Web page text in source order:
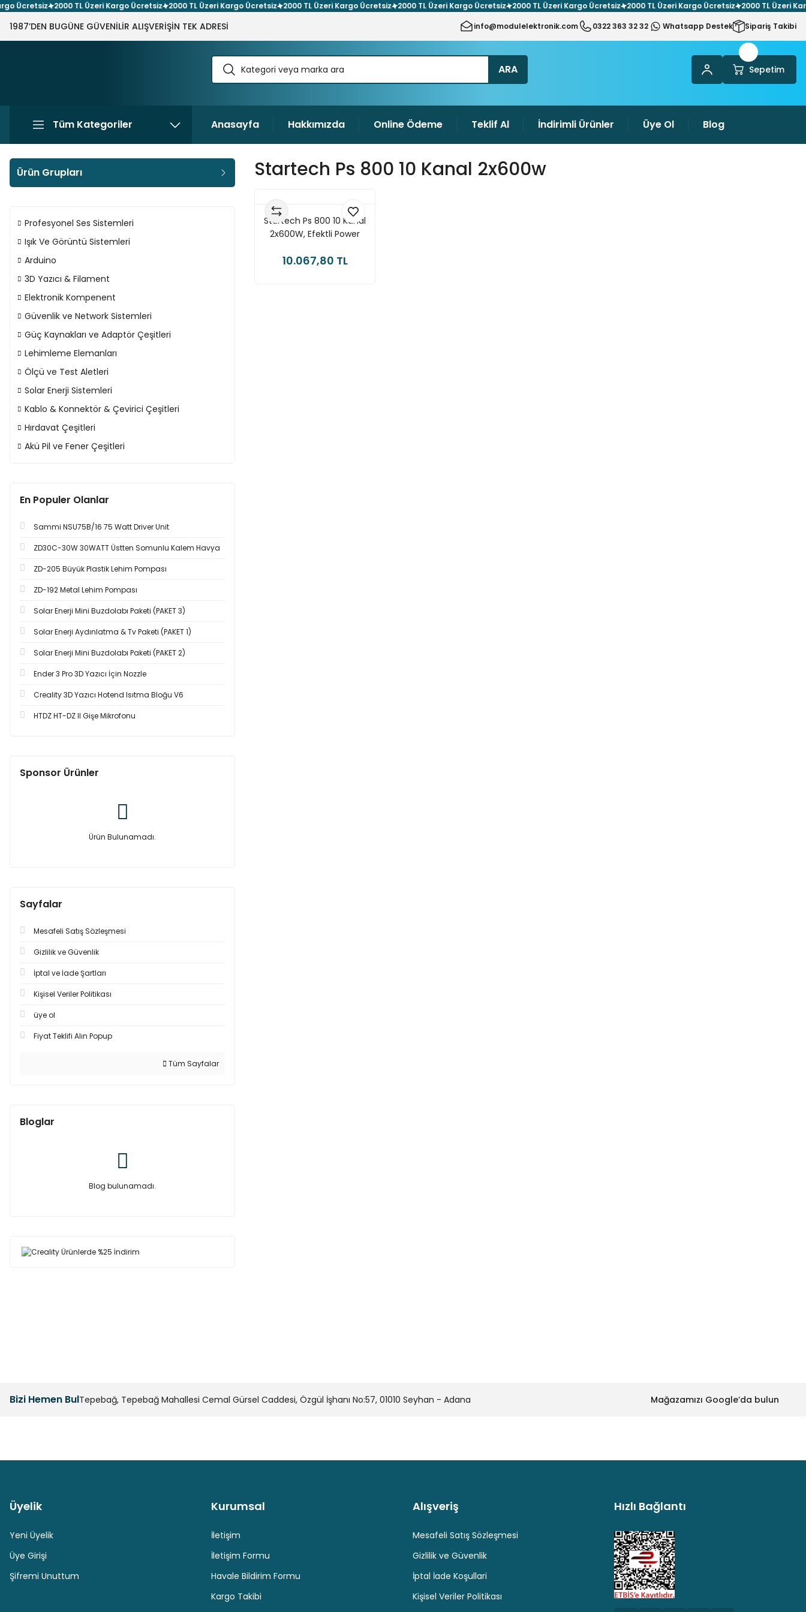
2000 TL Üzeri Kargo Ücretsiz 2000 TL Üzeri Kargo Ücretsiz 2000 TL Üzeri Kargo Ücretsiz 2000 TL Üzeri Kargo Ücretsiz 2000 TL Üzeri Kargo Ücretsiz 2000 TL Üzeri Kargo Ücretsiz 2000 TL Üzeri Kargo
1987’DEN BUGÜNE GÜVENİLİR ALIŞVERİŞİN TEK ADRESİ info@modulelektronik.com 0322 363 32 32 Whatsapp Destek Sipariş Takibi
ARA Sepetim
Tüm Kategoriler Anasayfa Hakkımızda Online Ödeme Teklif Al İndirimli Ürünler Üye Ol Blog
Ürün Grupları
Profesyonel Ses Sistemleri
Işık Ve Görüntü Sistemleri
Arduino
3D Yazıcı & Filament
Elektronik Kompenent
Güvenlik ve Network Sistemleri
Güç Kaynakları ve Adaptör Çeşitleri
Lehimleme Elemanları
Ölçü ve Test Aletleri
Solar Enerji Sistemleri
Kablo & Konnektör & Çevirici Çeşitleri
Hırdavat Çeşitleri
Akü Pil ve Fener Çeşitleri
En Populer Olanlar
Sammi NSU75B/16 75 Watt Driver Unit
ZD30C-30W 30WATT Üstten Somunlu Kalem Havya
ZD-205 Büyük Plastik Lehim Pompası
ZD-192 Metal Lehim Pompası
Solar Enerji Mini Buzdolabı Paketi (PAKET 3)
Solar Enerji Aydınlatma & Tv Paketi (PAKET 1)
Solar Enerji Mini Buzdolabı Paketi (PAKET 2)
Ender 3 Pro 3D Yazıcı İçin Nozzle
Creality 3D Yazıcı Hotend Isıtma Bloğu V6
HTDZ HT-DZ II Gişe Mikrofonu
Sponsor Ürünler
Ürün Bulunamadı.
Sayfalar
Mesafeli Satış Sözleşmesi
Gizlilik ve Güvenlik
İptal ve İade Şartları
Kişisel Veriler Politikası
üye ol
Fiyat Teklifi Alın Popup
Tüm Sayfalar
Bloglar
Blog bulunamadı.
Startech Ps 800 10 Kanal 2x600w
Startech Ps 800 10 Kanal
2x600W, Efektli Power
10.067,80 TL
Bizi Hemen BulTepebağ, Tepebağ Mahallesi Cemal Gürsel Caddesi, Özgül İşhanı No:57, 01010 Seyhan - Adana Mağazamızı Google’da bulun
Güvenli Ödeme Hediyeli Ürün Seçenekleri
Üyelik
Yeni Üyelik
Üye Girişi
Şifremi Unuttum
Kurumsal
İletişim
İletişim Formu
Havale Bildirim Formu
Kargo Takibi
Alışveriş
Mesafeli Satış Sözleşmesi
Gizlilik ve Güvenlik
İptal İade Koşullari
Kişisel Veriler Politikası
Hızlı Bağlantı